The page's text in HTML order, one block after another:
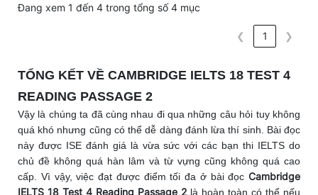
Đang xem 1 đến 4 trong tổng số 4 mục
❮ 1 ❯
TỔNG KẾT VỀ CAMBRIDGE IELTS 18 TEST 4
READING PASSAGE 2
Vậy là chúng ta đã cùng nhau đi qua những câu hỏi tuy không
quá khó nhưng cũng có thể dễ dàng đánh lừa thí sinh. Bài đọc
này được ISE đánh giá là vừa sức với các bạn thi IELTS do
chủ đề không quá hàn lâm và từ vựng cũng không quá cao
cấp. Vì vậy, việc đạt được điểm tối đa ở bài đọc Cambridge
IELTS 18 Test 4 Reading Passage 2 là hoàn toàn có thể nếu